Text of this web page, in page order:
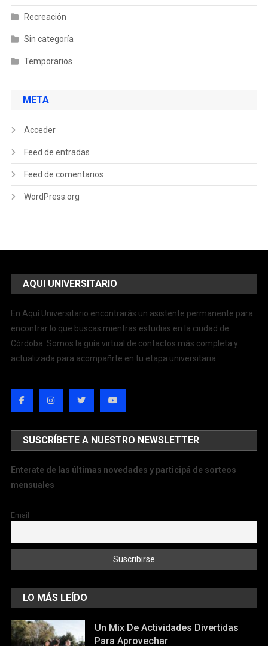
Recreación
Sin categoría
Temporarios
META
Acceder
Feed de entradas
Feed de comentarios
WordPress.org
AQUI UNIVERSITARIO
En Aquí Universitario encontrarás un asistente permanente para
encontrar lo que buscas mientras estudias en la ciudad de
Córdoba. Somos la guía virtual de contactos más completa y
actualizada para acompañrte en tu etapa universitaria.
SUSCRÍBETE A NUESTRO NEWSLETTER
Enterate de las últimas novedades y participá de sorteos
mensuales
Email
LO MÁS LEÍDO
Un Mix De Actividades Divertidas
Para Aprovechar